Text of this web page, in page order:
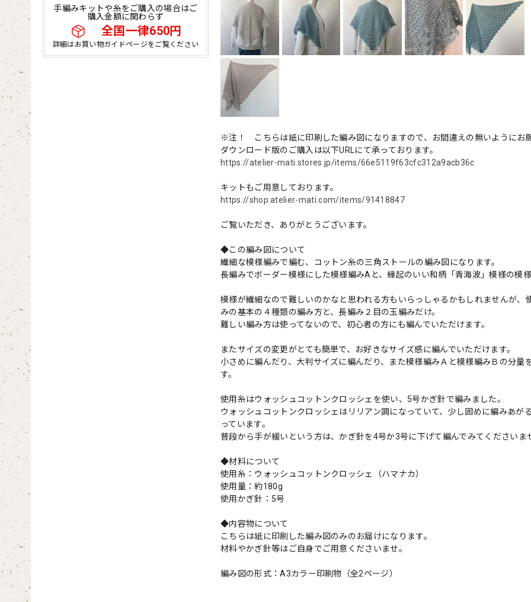
手編みキットや糸をご購入の場合はご
購入金額に関わらず
全国一律650円
詳細はお買い物ガイドページをご覧ください
※注！ こちらは紙に印刷した編み図になりますので、お間違えの無いようにお
ダウンロード版のご購入は以下URLにて承っております。
https://atelier-mati.stores.jp/items/66e5119f63cfc312a9acb36c
キットもご用意しております。
https://shop.atelier-mati.com/items/91418847
ご覧いただき、ありがとうございます。
◆この編み図について
繊細な模様編みで編む、コットン糸の三角ストールの編み図になります。
長編みでボーダー模様にした模様編みAと、縁起のいい和柄「青海波」模様の模
模様が繊細なので難しいのかなと思われる方もいらっしゃるかもしれませんが
みの基本の４種類の編み方と、長編み２目の玉編みだけ。
難しい編み方は使ってないので、初心者の方にも編んでいただけます。
またサイズの変更がとても簡単で、お好きなサイズ感に編んでいただけます。
小さめに編んだり、大判サイズに編んだり、また模様編みＡと模様編みＢの分
す。
使用糸はウォッシュコットンクロッシェを使い、5号かぎ針で編みました。
ウォッシュコットンクロッシェはリリアン調になっていて、少し固めに編みあ
っています。
普段から手が緩いという方は、かぎ針を4号か3号に下げて編んでみてくださいま
◆材料について
使用糸：ウォッシュコットンクロッシェ（ハマナカ）
使用量：約180g
使用かぎ針：5号
◆内容物について
こちらは紙に印刷した編み図のみのお届けになります。
材料やかぎ針等はご自身でご用意くださいませ。
編み図の形式：A3カラー印刷物（全2ページ）